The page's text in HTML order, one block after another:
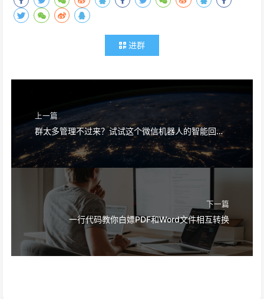
进群
上一篇
群太多管理不过来？试试这个微信机器人的智能回复功能
下一篇
一行代码教你白嫖PDF和Word文件相互转换